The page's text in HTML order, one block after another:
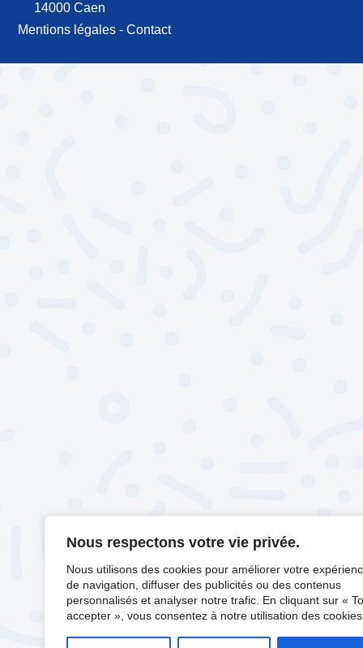
Nous respectons votre vie privée.
Nous utilisons des cookies pour améliorer votre
de navigation, diffuser des publicités ou des contenus
personnalisés et analyser notre trafic. En cliquant sur «
accepter », vous consentez à notre utilisation des
14000 Caen
Mentions légales -Contact